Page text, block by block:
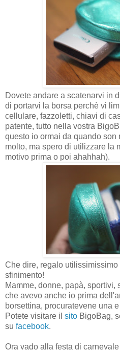
Dovete andare a scatenarvi in
di portarvi la borsa perchè vi
cellulare, fazzoletti, chiavi di
patente, tutto nella vostra
questo io ormai da quando son
molto, ma spero di utilizzare la
motivo prima o poi ahahhah).
Che dire, regalo
sfinimento!
Mamme, donne, papà,
che avevo anche io prima
borsettina, procuratevene una
Potete visitare il sito BigoBag,
su facebook.
Ora vado alla festa di